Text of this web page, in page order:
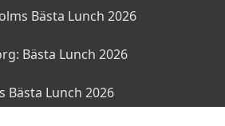
Bästa Lunch 2026
Bästa Lunch 2026
Bästa Lunch 2026